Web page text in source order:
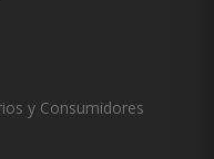
y Consumidores